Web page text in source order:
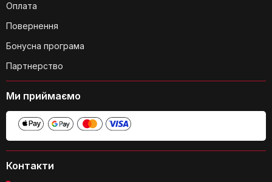
сковороди?
Чи підходить сковорода для
Контакти
Оплата
Повернення
Бонусна програма
Партнерство
Ми приймаємо